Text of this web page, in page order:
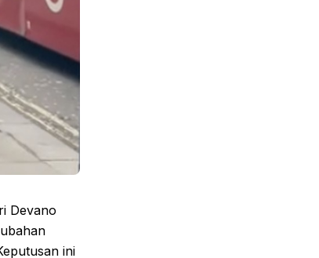
Devano
ini